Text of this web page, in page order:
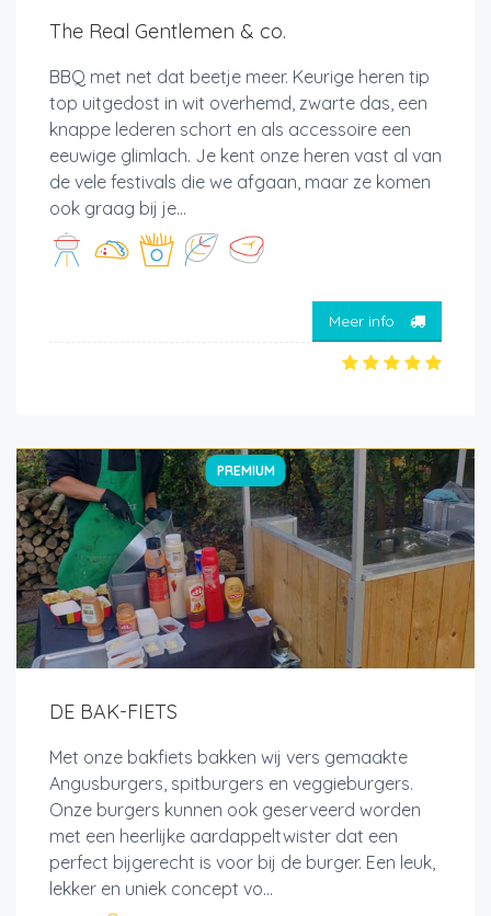
The Real Gentlemen & co.
BBQ met net dat beetje meer. Keurige heren tip
top uitgedost in wit overhemd, zwarte das, een
knappe lederen schort en als accessoire een
eeuwige glimlach. Je kent onze heren vast al van
de vele festivals die we afgaan, maar ze komen
ook graag bij je...
Meer info
PREMIUM
DE BAK-FIETS
Met onze bakfiets bakken wij vers gemaakte
Angusburgers, spitburgers en veggieburgers.
Onze burgers kunnen ook geserveerd worden
met een heerlijke aardappeltwister dat een
perfect bijgerecht is voor bij de burger. Een leuk,
lekker en uniek concept vo...